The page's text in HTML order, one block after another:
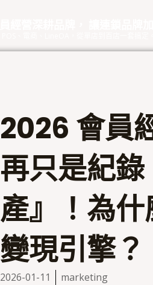
2026 會員
再只是紀
產』！為
變現引擎？
2026-01-11 marketing